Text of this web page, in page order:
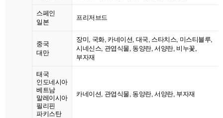
스페인
일본
프리저브드
중국
대만
장미, 국화, 카네이션, 대국, 스타치스, 미스티블루,
시네신스, 관엽식물, 동양란, 서양란, 비누꽃,
부자재
태국
인도네시아
베트남
말레이시아
필리핀
파키스탄
카네이션, 관엽식물, 동양란, 서양란, 부자재